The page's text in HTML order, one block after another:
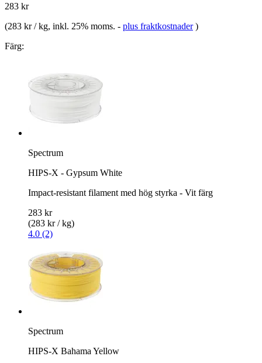
283 kr
(283 kr / kg, inkl. 25% moms. - plus fraktkostnader )
Färg:
Spectrum
HIPS-X - Gypsum White
Impact-resistant filament med hög styrka - Vit färg
283 kr
(283 kr / kg)
4.0 (2)
Spectrum
HIPS-X Bahama Yellow